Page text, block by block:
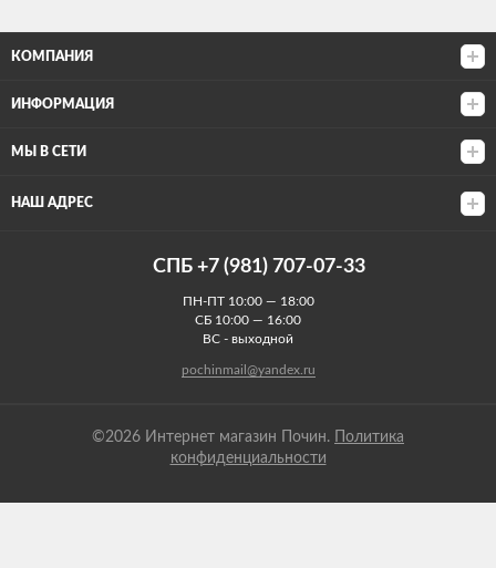
КОМПАНИЯ
ИНФОРМАЦИЯ
МЫ В СЕТИ
НАШ АДРЕС
СПБ +7 (981) 707-07-33
ПН-ПТ 10:00 — 18:00
СБ 10:00 — 16:00
ВС - выходной
pochinmail@yandex.ru
©2026 Интернет магазин Почин.
Политика
конфиденциальности